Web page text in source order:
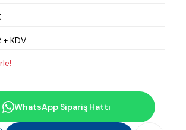
KDV
WhatsApp Sipariş Hattı